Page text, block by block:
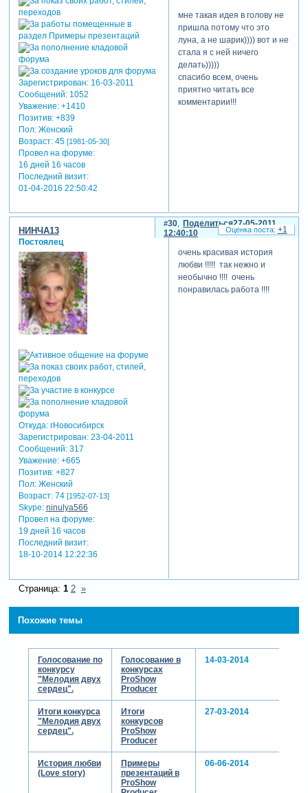
Зарегистрирован: 16-03-2011
Сообщений:1052
Уважение: +1410
Позитив: +839
Пол:Женский
Возраст:45 [1981-05-30]
Провел на форуме:
16 дней 16 часов
Последний визит:
01-04-2016 22:50:42
мне такая идея в голову не
пришла потому что это
луна, а не шарик)))) вот и не
стала я с ней ничего
делать)))))
спасибо всем, очень
приятно читать все
комментарии!!!
Поделиться
30
27-05-2011
12:40:10
НИНЧА13
Постоялец
Откуда:гНовосибирск
Зарегистрирован: 23-04-2011
Сообщений:317
Уважение: +665
Позитив: +827
Пол:Женский
Возраст:74 [1952-07-13]
Skype: ninulya566
Провел на форуме:
19 дней 16 часов
Последний визит:
18-10-2014 12:22:36
очень красивая история
любви !!!!! так нежно и
необычно !!!! очень
понравилась работа !!!!
+1
Страница: 1 2 »
Похожие темы
Голосование по
конкурсу
"Мелодия двух
сердец".
Голосование в
конкурсах
ProShow
Producer
14-03-2014
Итоги конкурса
"Мелодия двух
сердец".
Итоги
конкурсов
ProShow
Producer
27-03-2014
История любви
(Love story)
Примеры
презентаций в
ProShow
06-06-2014